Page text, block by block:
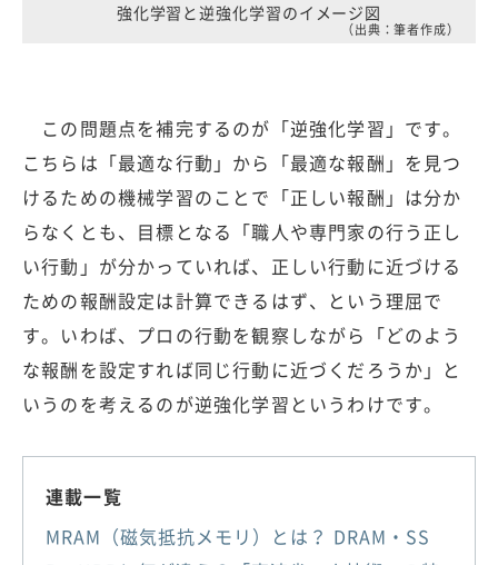
強化学習と逆強化学習のイメージ図
（出典：筆者作成）
この問題点を補完するのが「逆強化学習」です。
こちらは「最適な行動」から「最適な報酬」を見つ
けるための機械学習のことで「正しい報酬」は分か
らなくとも、目標となる「職人や専門家の行う正し
い行動」が分かっていれば、正しい行動に近づける
ための報酬設定は計算できるはず、という理屈で
す。いわば、プロの行動を観察しながら「どのよう
な報酬を設定すれば同じ行動に近づくだろうか」と
いうのを考えるのが逆強化学習というわけです。
連載一覧
MRAM（磁気抵抗メモリ）とは？ DRAM・SS